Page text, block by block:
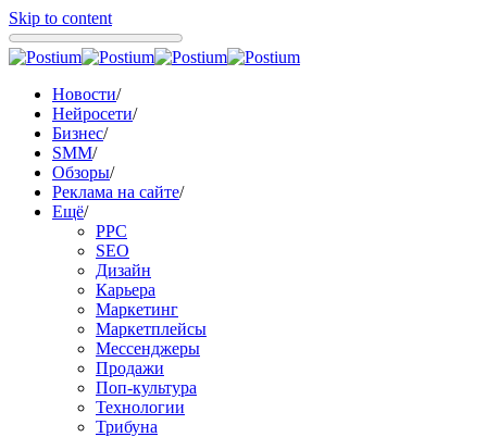
Skip to content
Новости/
Нейросети/
Бизнес/
SMM/
Обзоры/
Реклама на сайте/
Ещё/
PPC
SEO
Дизайн
Карьера
Маркетинг
Маркетплейсы
Мессенджеры
Продажи
Поп-культура
Технологии
Трибуна